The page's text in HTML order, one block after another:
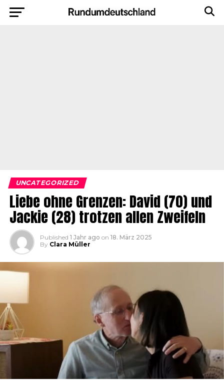
UNCATEGORIZED
Liebe ohne Grenzen: David (70) und
Jackie (28) trotzen allen Zweifeln
Published 1 Jahr ago on 18. März 2025
By Clara Müller